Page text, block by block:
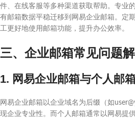
件、在线客服等多种渠道获取帮助。专业
有邮箱数据平稳迁移到网易企业邮箱。定
工更好地使用邮箱功能，提升办公效率。
三、企业邮箱常见问题
1. 网易企业邮箱与个人邮
网易企业邮箱以企业域名为后缀（如
现企业专业性。而个人邮箱通常以网易提